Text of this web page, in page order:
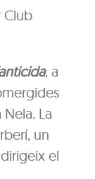
Club
, a
La
un
el